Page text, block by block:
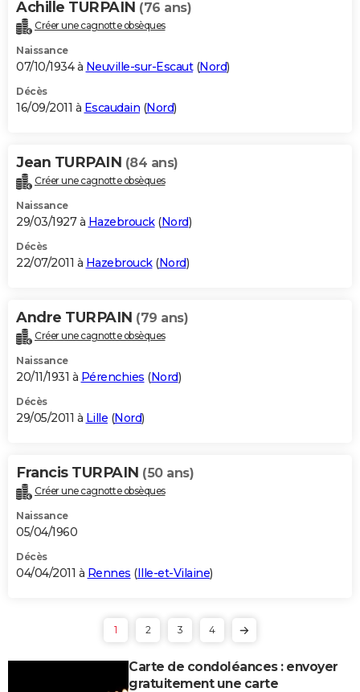
Achille TURPAIN (76 ans)
Créer une cagnotte obsèques
Naissance
07/10/1934 à Neuville-sur-Escaut(Nord)
Décès
16/09/2011 à Escaudain (Nord)
Jean TURPAIN (84 ans)
Créer une cagnotte obsèques
Naissance
29/03/1927 à Hazebrouck(Nord)
Décès
22/07/2011 à Hazebrouck(Nord)
Andre TURPAIN (79 ans)
Créer une cagnotte obsèques
Naissance
20/11/1931 à Pérenchies (Nord)
Décès
29/05/2011 à Lille (Nord)
Francis TURPAIN (50 ans)
Créer une cagnotte obsèques
Naissance
05/04/1960
Décès
04/04/2011 à Rennes (Ille-et-Vilaine)
1 2 3 4
Carte de condoléances : envoyer
gratuitement une carte